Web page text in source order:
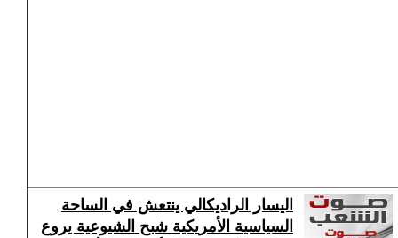
اليسار الراديكالي ينتعش في الساحة
السياسية الأمريكية شبح الشيوعية يروع